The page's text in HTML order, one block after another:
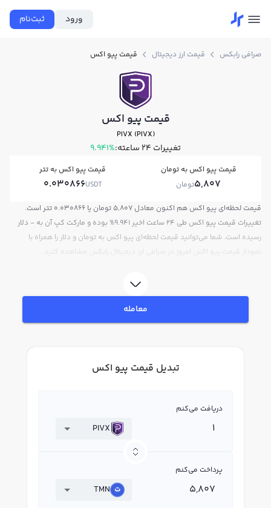
ورود ثبت‌نام
صرافی رابکس قیمت ارز دیجیتال قیمت پیو اکس
قیمت پیو اکس
PIVX (PIVX)
تغییرات ۲۴ ساعته: 9.941%
قیمت پیو اکس به تومان
5,807تومان
قیمت پیو اکس به تتر
0.030866USDT
قیمت لحظه‌ای پیو اکس هم اکنون معادل 5,807 تومان یا 0.030866 تتر است.
تغییرات قیمت پیو اکس طی 24 ساعت اخیر 9.941% بوده و مارکت کپ آن به - دلار
رسیده است. شما می‌توانید قیمت لحظه‌ای پیو اکس به تومان و دلار را همراه با
نمودار قیمت پیو اکس امروز در صرافی ارز دیجیتال رابکس مشاهده کنید.
معامله
تبدیل قیمت پیو اکس
دریافت می‌کنم
PIVX
پرداخت می‌کنم
TMN